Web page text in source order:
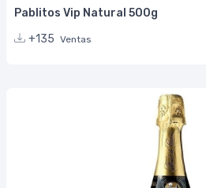
Pablitos Vip Natural 500g
+135 Ventas